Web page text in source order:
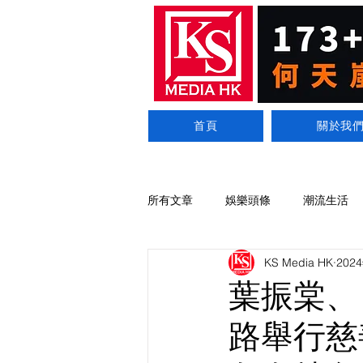
首頁 關於我
所有文章 娛樂頭條 潮流生活
葉振棠
路舉行
KS Media HK